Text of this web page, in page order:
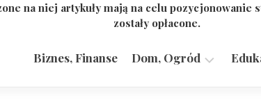
na niej artykuły mają na celu
zostały opłacone.
Biznes, Finanse Dom, Ogród